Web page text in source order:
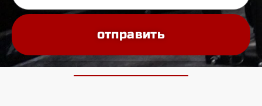
отправить